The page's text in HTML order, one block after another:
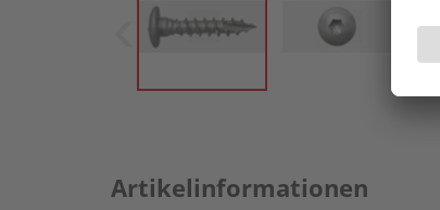
Artikelinformationen